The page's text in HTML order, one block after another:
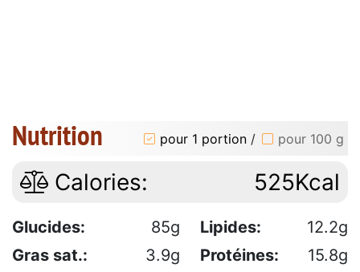
Nutrition pour 1 portion / pour 100 g
Calories: 525Kcal
Glucides: 85g Lipides:
12.2g
Gras sat.:
3.9g Protéines:
15.8g